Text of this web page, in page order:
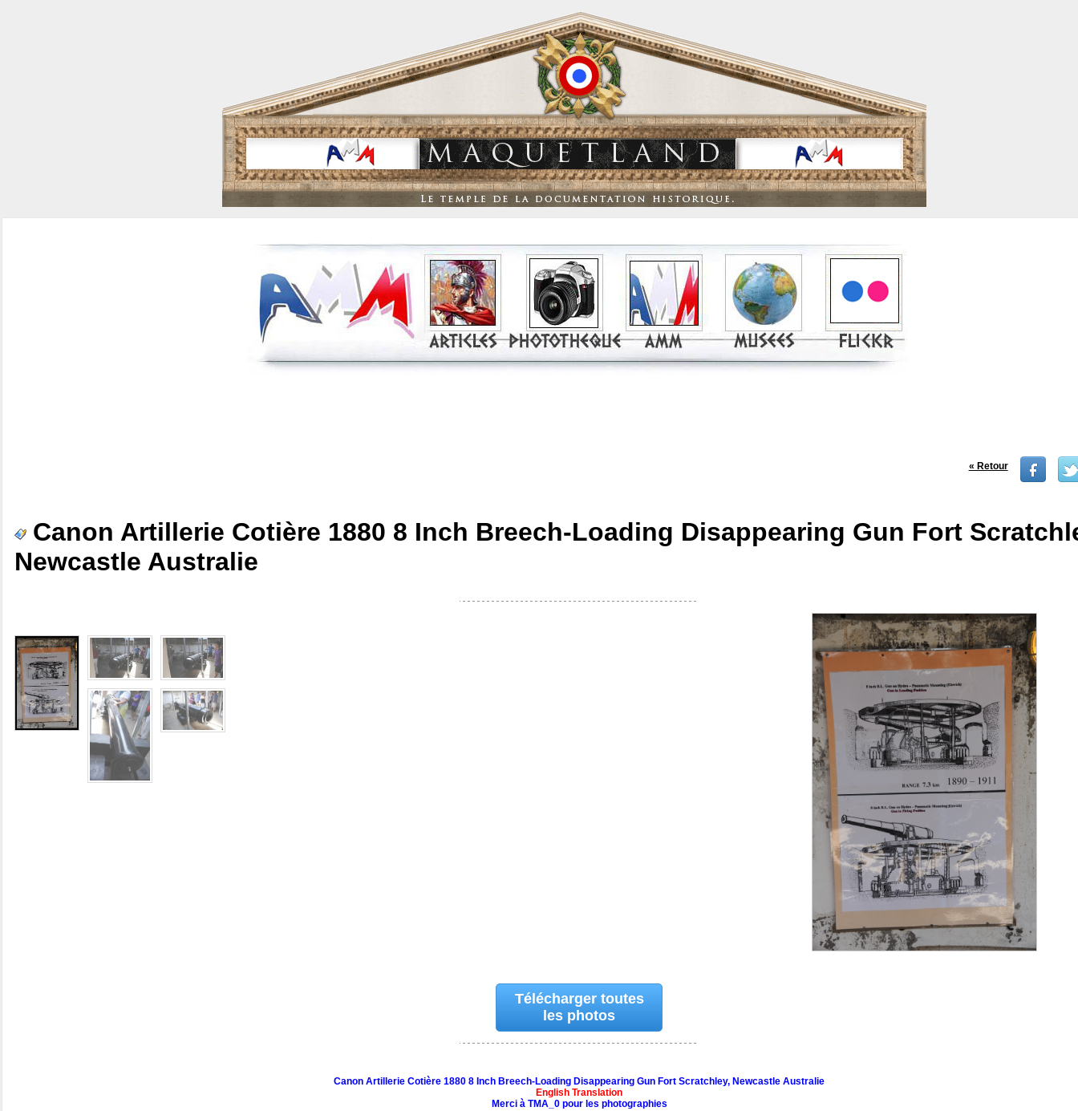
« Retour
Canon Artillerie Cotière 1880 8 Inch Breech-Loading Disappearing Gun Fort
Newcastle Australie
Télécharger toutes
les photos
Canon Artillerie Cotière 1880 8 Inch Breech-Loading Disappearing Gun Fort Scratchley, Newcastle Australie
English Translation
Merci à TMA_0 pour les photographies